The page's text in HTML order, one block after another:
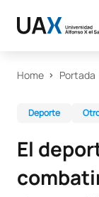
Home Portada
Deporte
El